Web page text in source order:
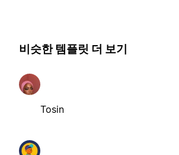
비슷한 템플릿 더 보기
Tosin